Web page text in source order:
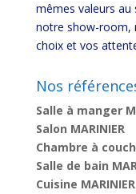
mêmes valeurs au
notre show-room,
choix et vos
Nos
Salle à manger
Salon MARINIER
Chambre à
Salle de bain
Cuisine MARINIER